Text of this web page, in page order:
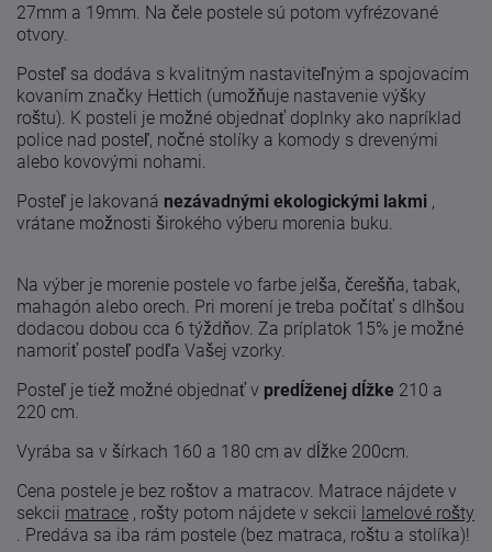
27mm a 19mm. Na čele postele sú potom vyfrézované
otvory.
Posteľ sa dodáva s kvalitným nastaviteľným a spojovacím
kovaním značky Hettich (umožňuje nastavenie výšky
roštu). K posteli je možné objednať doplnky ako napríklad
police nad posteľ, nočné stolíky a komody s drevenými
alebo kovovými nohami.
Posteľ je lakovaná nezávadnými ekologickými lakmi ,
vrátane možnosti širokého výberu morenia buku.
Na výber je morenie postele vo farbe jelša, čerešňa, tabak,
mahagón alebo orech. Pri morení je treba počítať s dlhšou
dodacou dobou cca 6 týždňov. Za príplatok 15% je možné
namoriť posteľ podľa Vašej vzorky.
Posteľ je tiež možné objednať v predĺženej dĺžke 210 a
220 cm.
Vyrába sa v šírkach 160 a 180 cm av dĺžke 200cm.
Cena postele je bez roštov a matracov. Matrace nájdete v
sekcii matrace , rošty potom nájdete v sekcii lamelové rošty
. Predáva sa iba rám postele (bez matraca, roštu a stolíka)!